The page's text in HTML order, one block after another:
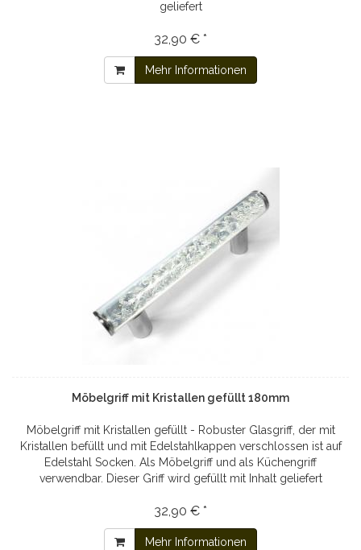
geliefert
32,90 € *
Mehr Informationen
Möbelgriff mit Kristallen gefüllt 180mm
Möbelgriff mit Kristallen gefüllt - Robuster Glasgriff, der mit
Kristallen befüllt und mit Edelstahlkappen verschlossen ist auf
Edelstahl Socken. Als Möbelgriff und als Küchengriff
verwendbar. Dieser Griff wird gefüllt mit Inhalt geliefert
32,90 € *
Mehr Informationen